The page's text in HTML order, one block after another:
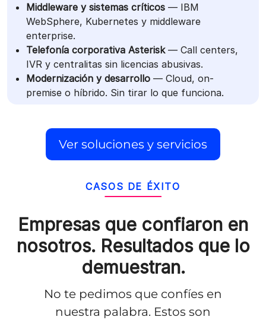
Middleware y sistemas críticos — IBM
WebSphere, Kubernetes y middleware
enterprise.
Telefonía corporativa Asterisk— Call centers,
IVR y centralitas sin licencias abusivas.
Modernización y desarrollo — Cloud, on-
premise o híbrido. Sin tirar lo que funciona.
Ver soluciones y servicios
CASOS DE ÉXITO
Empresas que confiaron en
nosotros. Resultados que lo
demuestran.
No te pedimos que confíes en
nuestra palabra. Estos son